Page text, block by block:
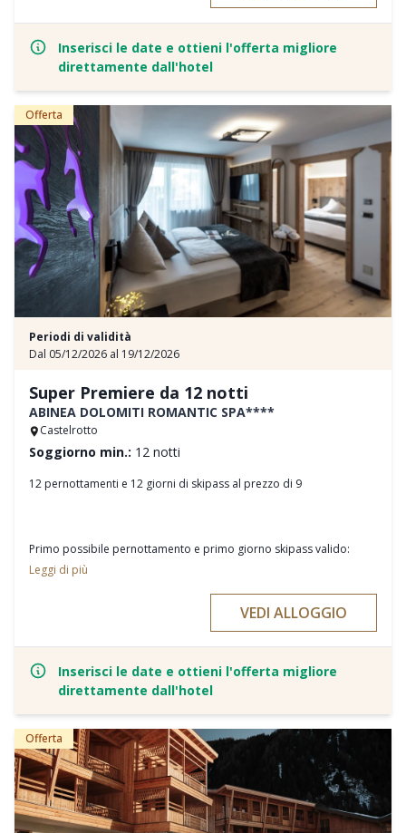
attività di tutti i livelli, accompagnati da Alpine Guide Alexandere da
diverse Guide Esperienziali.
mythic.sport con le ultime attrezzature di Technogym
Armadietto attivo per camera per l'attrezzatura da escursionismo e
da sci, accanto alla reception nel deposito sportivo.
l'escursionismo
Stazione di ricarica per biciclette elettriche (gratuita) e auto
elettriche (a pagamento)
La vostra Brixen Card personale con numerosi vantaggi
Inserisci le date e ottieni l'offerta migliore
direttamente dall'hotel
Offerta
Periodi di validità
Dal 05/12/2026 al 19/12/2026
Super Premiere da 12 notti
ABINEA DOLOMITI ROMANTIC SPA****
Castelrotto
Soggiorno min.: 12 notti
12 pernottamenti e 12 giorni di skipass al prezzo di 9
Primo possibile pernottamento e primo giorno skipass valido:
05/12/2026
Ultimo pernottamento: 18-19/12/2026
Ultimo giorno di acquisto skipass: 16/12/2026
Ultimo giorno di skipass valido: 19/12/2026
È possibile scegliere tra lo skipass Alpe di Siusi/Val Gardena o
Dolomiti Superski.
Nelle scuole di sci riceverete una giornata in omaggio se prenotate
lezioni di sci di gruppo della durata di almeno 4 giorni. Inoltre, i
Leggi di più
VEDI ALLOGGIO
Inserisci le date e ottieni l'offerta migliore
direttamente dall'hotel
Offerta